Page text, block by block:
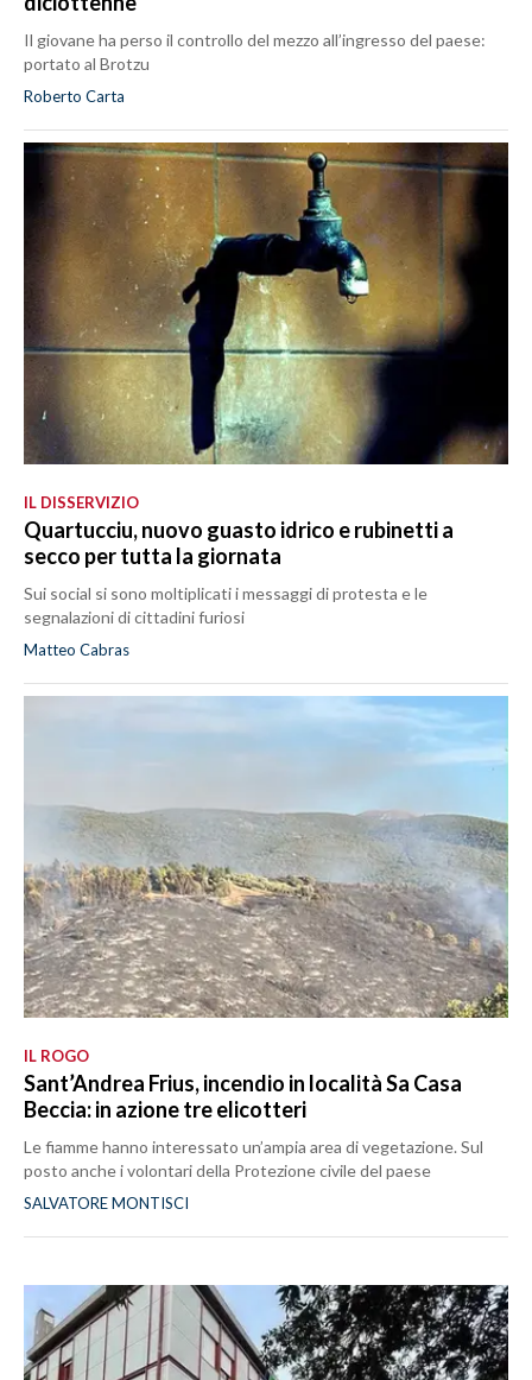
Il giovane ha perso il controllo del mezzo all’ingresso del paese:
portato al Brotzu
Roberto Carta
IL DISSERVIZIO
Quartucciu, nuovo guasto idrico e rubinetti a
secco per tutta la giornata
Sui social si sono moltiplicati i messaggi di protesta e le
segnalazioni di cittadini furiosi
Matteo Cabras
IL ROGO
Sant’Andrea Frius, incendio in località Sa Casa
Beccia: in azione tre elicotteri
Le fiamme hanno interessato un’ampia area di vegetazione. Sul
posto anche i volontari della Protezione civile del paese
SALVATORE MONTISCI